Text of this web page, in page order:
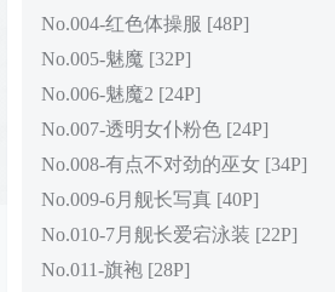
No.004-红色体操服 [48P]
No.005-魅魔 [32P]
No.006-魅魔2 [24P]
No.007-透明女仆粉色 [24P]
No.008-有点不对劲的巫女 [34P]
No.009-6月舰长写真 [40P]
No.010-7月舰长爱宕泳装 [22P]
No.011-旗袍 [28P]